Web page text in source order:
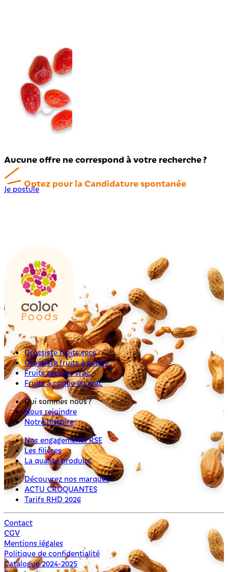
Aucune offre ne correspond à votre recherche ?
Optez pour la Candidature spontanée
Je postule
Grossiste fruits secs
Grossiste fruits à coque
Fruits secs en vrac
Fruits à coque en vrac
Qui sommes nous ?
Nous rejoindre
Notre histoire
Nos engagements RSE
Les filières
La qualité produits
Découvrez nos marques
ACTU CROQUANTES
Tarifs RHD 2026
Contact
CGV
Mentions légales
Politique de confidentialité
Catalogue 2024-2025